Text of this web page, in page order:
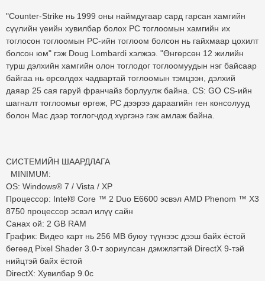
"Counter-Strike нь 1999 оны наймдугаар сард гарсан хамгийн
сүүлийн үеийн хувилбар болох PC тоглоомын хамгийн их
тоглосон тоглоомын PC-ийн тоглоом болсон нь гайхмаар цохилт
болсон юм" гэж Doug Lombardi хэлжээ. "Өнгөрсөн 12 жилийн
турш дэлхийн хамгийн олон тоглодог тоглоомуудын нэг байсаар
байгаа нь өрсөлдөх чадвартай тоглоомын тэмцээн, дэлхий
даяар 25 сая гаруй франчайз борлуулж байна. CS: GO CS-ийн
шагналт тоглоомыг өргөж, PC дээрээ дараагийн ген консолууд
болон Mac дээр тоглогчдод хүргэнэ гэж амлаж байна.
СИСТЕМИЙН ШААРДЛАГА
MINIMUM:
OS: Windows® 7 / Vista / XP
Процессор: Intel® Core ™ 2 Duo E6600 эсвэл AMD Phenom ™ X3
8750 процессор эсвэл илүү сайн
Санах ой: 2 GB RAM
График: Видео карт нь 256 MB буюу түүнээс дээш байх ёстой
бөгөөд Pixel Shader 3.0-т зориулсан дэмжлэгтэй DirectX 9-тэй
нийцтэй байх ёстой
DirectX: Хувилбар 9.0c